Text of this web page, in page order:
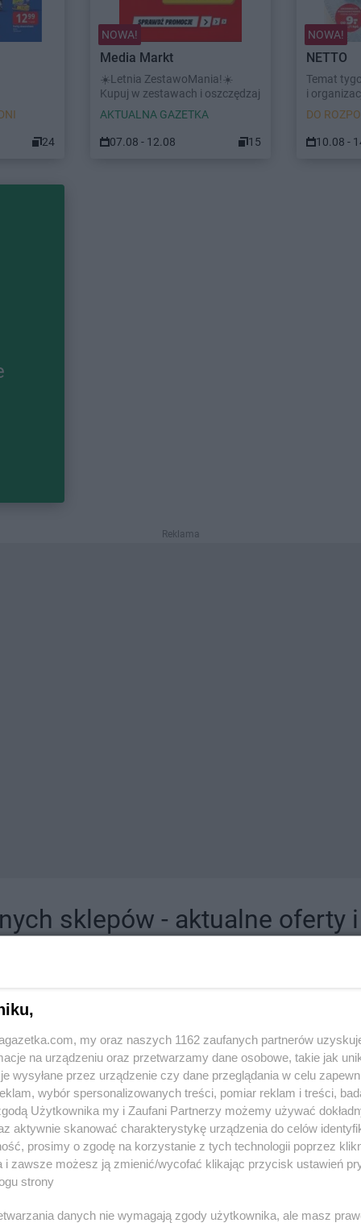
24
NOWA!
Media Markt
☀️Letnia ZestawoMania!☀️
Kupuj w zestawach i oszczędzaj
AKTUALNA GAZETKA
07.08 - 12.08 15
NOWA!
NETTO
Temat
i
DO
10.08 -
Reklama
sklepów - aktualne oferty
PEPCO
1 gazetka
Dodaj do ulubionych
dino
2 gazetki
Dodaj
my oraz naszych 1162 zaufanych partnerów
na urządzeniu oraz przetwarzamy dane osobowe, takie jak
wysyłane przez urządzenie czy dane przeglądania w celu
wybór spersonalizowanych treści, pomiar reklam i treści,
Użytkownika my i Zaufani Partnerzy możemy używać
aktywnie skanować charakterystykę urządzenia do celów
prosimy o zgodę na korzystanie z tych technologii poprzez
i zawsze możesz ją zmienić/wycofać klikając przycisk ustawień
strony
danych nie wymagają zgody użytkownika, ale masz